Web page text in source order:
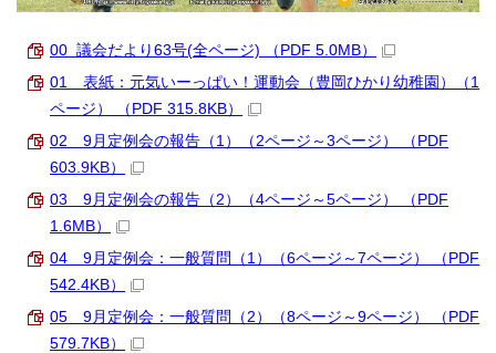
00 議会だより63号(全ページ) （PDF 5.0MB）
01 表紙：元気いーっぱい！運動会（豊岡ひかり幼稚園）（1
ページ） （PDF 315.8KB）
02 9月定例会の報告（1）（2ページ～3ページ） （PDF
603.9KB）
03 9月定例会の報告（2）（4ページ～5ページ） （PDF
1.6MB）
04 9月定例会：一般質問（1）（6ページ～7ページ） （PDF
542.4KB）
05 9月定例会：一般質問（2）（8ページ～9ページ） （PDF
579.7KB）